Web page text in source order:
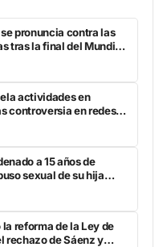
pronuncia contra las
tras la final del Mundial
actividades en
controversia en redes
a 15 años de
sexual de su hija
reforma de la Ley de
rechazo de Sáenz y